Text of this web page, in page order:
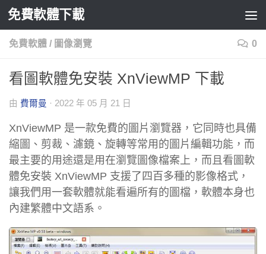
Skip to content
免費軟體下載
免費軟體 / 圖像瀏覽 0
看圖軟體免安裝 XnViewMP 下載
由 費爾曼 · 2022 年 05 月 21 日
XnViewMP 是一款免費的圖片瀏覽器，它同時也具備
縮圖、剪裁、濾鏡、旋轉等常用的圖片編輯功能，而
最主要的用途還是用在瀏覽圖像檔案上，而且看圖軟
體免安裝 XnViewMP 支援了四百多種的影像格式，
讓我們用一套軟體就能看遍所有的圖檔，軟體本身也
內建繁體中文語系。